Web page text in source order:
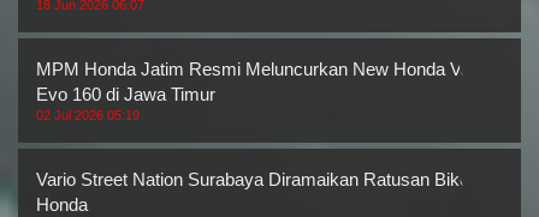
18 Jun 2026 06:07
MPM Honda Jatim Resmi Meluncurkan New Honda Vario
Evo 160 di Jawa Timur
02 Jul 2026 05:19
Vario Street Nation Surabaya Diramaikan Ratusan Bikers
Honda